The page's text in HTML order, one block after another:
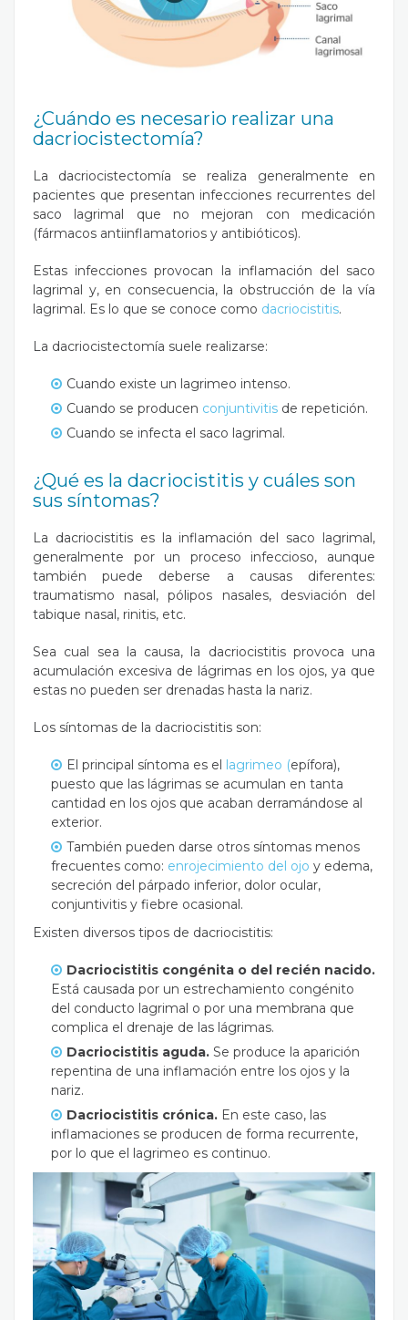
¿Cuándo es necesario realizar una
dacriocistectomía?
La dacriocistectomía se realiza generalmente en
pacientes que presentan infecciones recurrentes del
saco lagrimal que no mejoran con medicación
(fármacos antiinflamatorios y antibióticos).
Estas infecciones provocan la inflamación del saco
lagrimal y, en consecuencia, la obstrucción de la vía
lagrimal. Es lo que se conoce como dacriocistitis.
La dacriocistectomía suele realizarse:
Cuando existe un lagrimeo intenso.
Cuando se producen conjuntivitis de repetición.
Cuando se infecta el saco lagrimal.
¿Qué es la dacriocistitis y cuáles son
sus síntomas?
La dacriocistitis es la inflamación del saco lagrimal,
generalmente por un proceso infeccioso, aunque
también puede deberse a causas diferentes:
traumatismo nasal, pólipos nasales, desviación del
tabique nasal, rinitis, etc.
Sea cual sea la causa, la dacriocistitis provoca una
acumulación excesiva de lágrimas en los ojos, ya que
estas no pueden ser drenadas hasta la nariz.
Los síntomas de la dacriocistitis son:
El principal síntoma es el lagrimeo (epífora),
puesto que las lágrimas se acumulan en tanta
cantidad en los ojos que acaban derramándose al
exterior.
También pueden darse otros síntomas menos
frecuentes como: enrojecimiento del ojo y edema,
secreción del párpado inferior, dolor ocular,
conjuntivitis y fiebre ocasional.
Existen diversos tipos de dacriocistitis:
Dacriocistitis congénita o del recién nacido.
Está causada por un estrechamiento congénito
del conducto lagrimal o por una membrana que
complica el drenaje de las lágrimas.
Dacriocistitis aguda. Se produce la aparición
repentina de una inflamación entre los ojos y la
nariz.
Dacriocistitis crónica. En este caso, las
inflamaciones se producen de forma recurrente,
por lo que el lagrimeo es continuo.